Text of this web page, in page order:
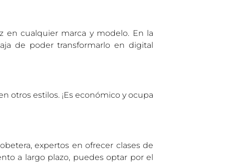
en cualquier marca y modelo. En la
de poder transformarlo en digital
otros estilos. ¡Es económico y ocupa
expertos en ofrecer clases de
a largo plazo, puedes optar por el